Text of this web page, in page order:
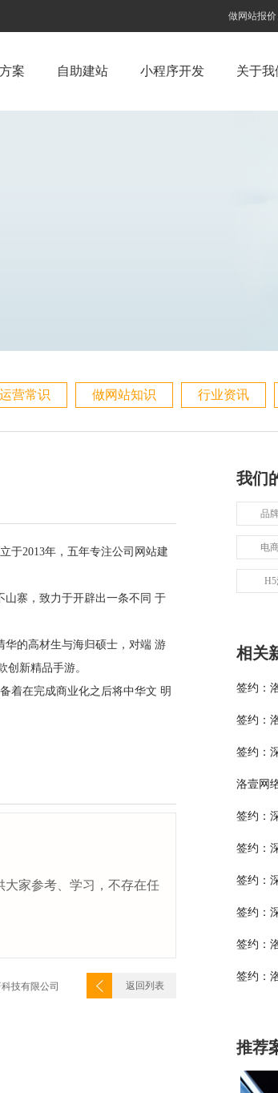
做网站报价
案 自助建站 小程序开发 关于我
营常识 做网站知识 行业资讯
于2013年，五年专注公司网站建
寨，致力于开辟出一条不同 于
的高材生与海归硕士，对端 游
新精品手游。
在完成商业化之后将中华文 明
大家参考、学习，不存在任
技有限公司 返回列表
我们
品
电
相关
签约：
签约：
签约：
洛壹网
签约：
签约：
签约：
签约：
签约：
签约：
推荐